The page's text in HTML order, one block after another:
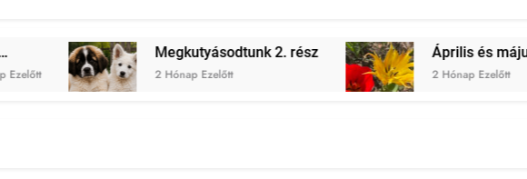
Megkutyásodtunk 2. rész
2 Hónap Ezelőtt
Április és május a kertemben
2 Hónap Ezelőtt